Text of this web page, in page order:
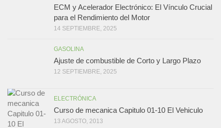
ECM y Acelerador Electrónico: El Vínculo Crucial
para el Rendimiento del Motor
14 SEPTIEMBRE, 2025
GASOLINA
Ajuste de combustible de Corto y Largo Plazo
12 SEPTIEMBRE, 2025
ELECTRÓNICA
Curso de mecanica Capitulo 01-10 El Vehiculo
13 AGOSTO, 2013